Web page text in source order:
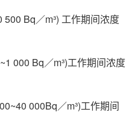
Bq／m³) 工作期间浓度
000 Bq／m³)工作期间浓度
000Bq／m³)工作期间